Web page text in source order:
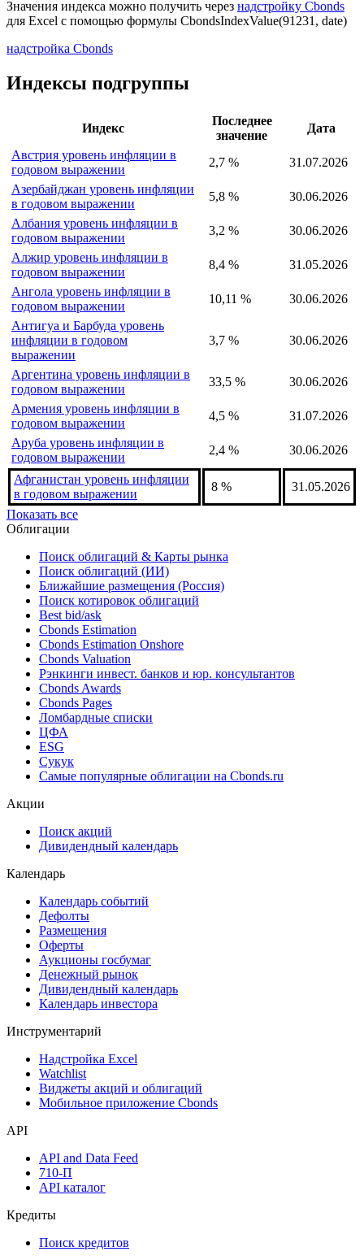
Значения индекса можно получить через надстройку Cbonds
для Excel с помощью формулы CbondsIndexValue(91231, date)
надстройка Cbonds
Индексы подгруппы
Индекс
Последнее
значение
Дата
Австрия уровень инфляции в
годовом выражении
2,7 %
31.07.2026
Азербайджан уровень инфляции
в годовом выражении
5,8 %
30.06.2026
Албания уровень инфляции в
годовом выражении
3,2 %
30.06.2026
Алжир уровень инфляции в
годовом выражении
8,4 %
31.05.2026
Ангола уровень инфляции в
годовом выражении
10,11 %
30.06.2026
Антигуа и Барбуда уровень
инфляции в годовом
выражении
3,7 % 30.06.2026
Аргентина уровень инфляции в
годовом выражении
33,5 %
30.06.2026
Армения уровень инфляции в
годовом выражении
4,5 %
31.07.2026
Аруба уровень инфляции в
годовом выражении
2,4 % 30.06.2026
Афганистан уровень инфляции
в годовом выражении
8 %
31.05.2026
Показать все
Облигации
Поиск облигаций & Карты рынка
Поиск облигаций (ИИ)
Ближайшие размещения (Россия)
Поиск котировок облигаций
Best bid/ask
Cbonds Estimation
Cbonds Estimation Onshore
Cbonds Valuation
Рэнкинги инвест. банков и юр. консультантов
Cbonds Awards
Cbonds Pages
Ломбардные списки
ЦФА
ESG
Сукук
Самые популярные облигации на Cbonds.ru
Акции
Поиск акций
Дивидендный календарь
Календарь
Календарь событий
Дефолты
Размещения
Оферты
Аукционы госбумаг
Денежный рынок
Дивидендный календарь
Календарь инвестора
Инструментарий
Надстройка Excel
Watchlist
Виджеты акций и облигаций
Мобильное приложение Cbonds
API
API and Data Feed
710-П
API каталог
Кредиты
Поиск кредитов